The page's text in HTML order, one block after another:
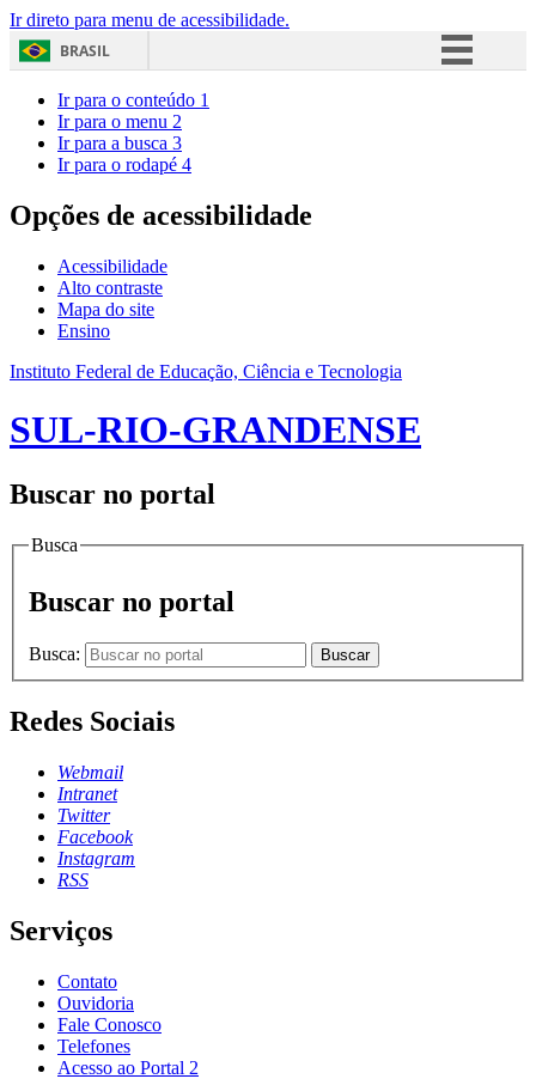
Ir direto para menu de acessibilidade.
BRASIL
Acesso à informação
Ir para o conteúdo 1
Ir para o menu 2
Ir para a busca 3
Ir para o rodapé 4
Opções de acessibilidade
Acessibilidade
Alto contraste
Mapa do site
Ensino
Instituto Federal de Educação, Ciência e Tecnologia
SUL-RIO-GRANDENSE
Buscar no portal
Busca
Buscar no portal
Busca: Buscar
Redes Sociais
Webmail
Intranet
Twitter
Facebook
Instagram
RSS
Serviços
Contato
Ouvidoria
Fale Conosco
Telefones
Acesso ao Portal 2